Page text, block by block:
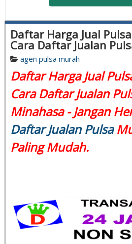
Daftar Harga Jual
Cara Daftar Jualan
agen pulsa murah
Daftar Harga Jual
Cara Daftar Jualan
Minahasa - Jangan
Daftar Jualan Pulsa
Paling Mudah.